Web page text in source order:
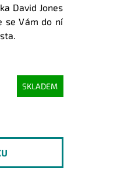
David Jones
se Vám do ní
SKLADEM